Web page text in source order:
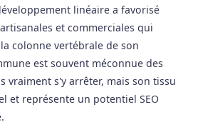
linéaire a favorisé
et commerciales qui
colonne vertébrale de son
est souvent méconnue des
vraiment s'y arrêter, mais son tissu
et représente un potentiel SEO